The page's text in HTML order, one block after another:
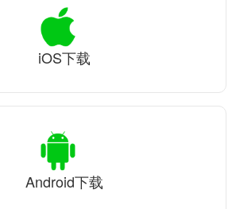
iOS下载
Android下载